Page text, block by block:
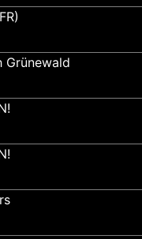
Grünewald